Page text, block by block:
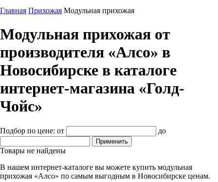
Главная Прихожая Модульная прихожая
Модульная прихожая от
производителя «Алсо» в
Новосибирске в каталоге
интернет-магазина «Голд-
Чойс»
Подбор по цене: от до
Товары не найдены
В нашем интернет-каталоге вы можете купить модульная
прихожая «Алсо» по самым выгодным в Новосибирске ценам.